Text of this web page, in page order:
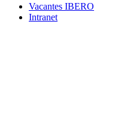
Vacantes IBERO
Intranet